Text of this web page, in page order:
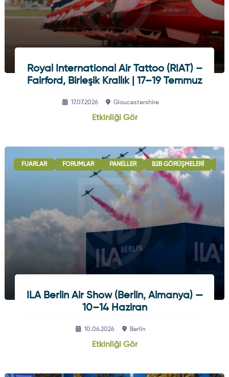
Royal International Air Tattoo (RIAT) –
Fairford, Birleşik Krallık | 17–19 Temmuz
17.07.2026 Gloucestershire
Etkinliği Gör
FUARLAR FORUMLAR PANELLER B2B GÖRÜŞMELERI
ILA Berlin Air Show (Berlin, Almanya) —
10–14 Haziran
10.06.2026 Berlin
Etkinliği Gör